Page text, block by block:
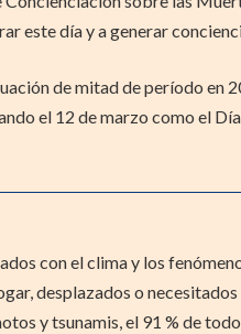
este día y a generar
de mitad de período en
el 12 de marzo como el
con el clima y los
desplazados o
y tsunamis, el 91 % de